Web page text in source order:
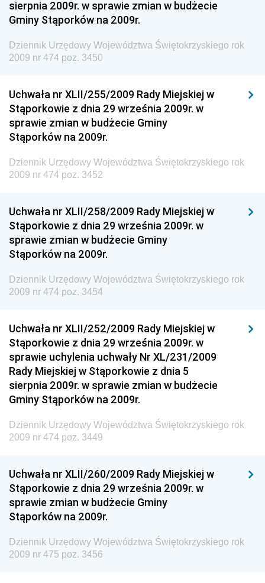
Dziennik Urzędowy Ministra Aktywów Państwowych
Dziennik Urzędowy Ministra Zdrowia
Dziennik Urzędowy Ministra Środowiska i Głównego
Inspektora Ochrony Środowiska
Dziennik Urzędowy Ministerstwa Kultury, Dziedzictwa
Narodowego i Sportu
Dziennik Urzędowy Ministra Finansów, Funduszy i
Dziennik Urzędowy Ministra Rozwoju, Pracy i
Dziennik Urzędowy Ministra Kultury, Dziedzictwa
Narodowego i Sportu
Dziennik Urzędowy Ministra Rodziny i Polityki
Społecznej
Dziennik Urzędowy Komendy Głównej Straży
Granicznej
Drogowego
Dziennik Urzędowy Narodowego Banku Polskiego
Dziennik Urzędowy Komendy Głównej Policji
Dziennik Urzędowy Ministra Pracy i Polityki
Społecznej
Dziennik Urzędowy Ministra Transportu, Budownictwa
i Gospodarki Morskiej
Dziennik Urzędowy Ministra Spraw Zagranicznych
Dziennik Urzędowy Centralnego Biura
Antykorupcyjnego
Wewnętrznego
Dziennik Urzędowy Urzędu Patentowego
sierpnia 2009r. w sprawie zmian w budżecie
Gminy Stąporków na 2009r.
Dziennik Urzędowy Województwa Świętokrzyskiego rok
2009 nr 474 poz. 3450
Uchwała nr XLII/255/2009 Rady Miejskiej w
Stąporkowie z dnia 29 września 2009r. w
sprawie zmian w budżecie Gminy
Stąporków na 2009r.
Dziennik Urzędowy Województwa Świętokrzyskiego rok
2009 nr 474 poz. 3452
Uchwała nr XLII/258/2009 Rady Miejskiej w
Stąporkowie z dnia 29 września 2009r. w
sprawie zmian w budżecie Gminy
Stąporków na 2009r.
Dziennik Urzędowy Województwa Świętokrzyskiego rok
2009 nr 474 poz. 3454
Uchwała nr XLII/252/2009 Rady Miejskiej w
Stąporkowie z dnia 29 września 2009r. w
sprawie uchylenia uchwały Nr XL/231/2009
Rady Miejskiej w Stąporkowie z dnia 5
sierpnia 2009r. w sprawie zmian w budżecie
Gminy Stąporków na 2009r.
Dziennik Urzędowy Województwa Świętokrzyskiego rok
2009 nr 474 poz. 3449
Uchwała nr XLII/260/2009 Rady Miejskiej w
Stąporkowie z dnia 29 września 2009r. w
sprawie zmian w budżecie Gminy
Stąporków na 2009r.
Dziennik Urzędowy Województwa Świętokrzyskiego rok
2009 nr 475 poz. 3456